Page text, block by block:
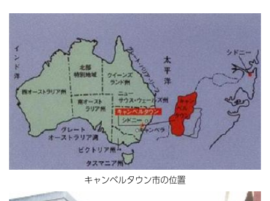
キャンベルタウン市の位置